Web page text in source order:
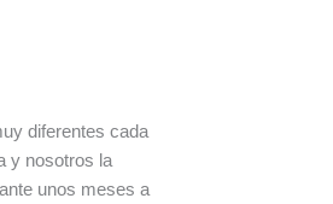
diferentes cada
y nosotros la
unos meses a